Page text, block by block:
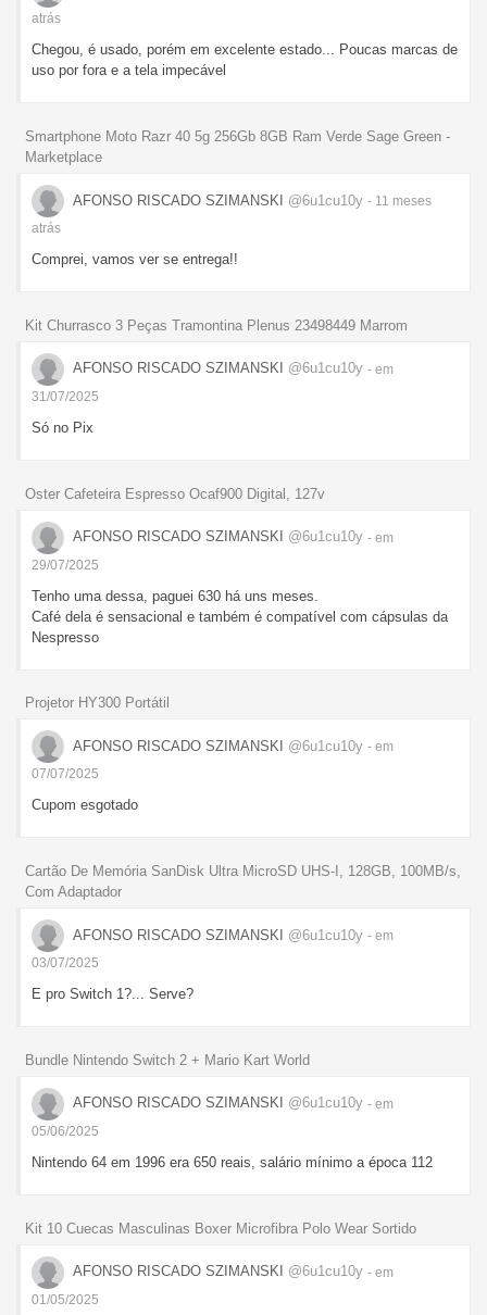
atrás
Chegou, é usado, porém em excelente estado... Poucas marcas de
uso por fora e a tela impecável
Smartphone Moto Razr 40 5g 256Gb 8GB Ram Verde Sage Green -
Marketplace
AFONSO RISCADO SZIMANSKI @6u1cu10y - 11 meses
atrás
Comprei, vamos ver se entrega!!
Kit Churrasco 3 Peças Tramontina Plenus 23498449 Marrom
AFONSO RISCADO SZIMANSKI @6u1cu10y - em
31/07/2025
Só no Pix
Oster Cafeteira Espresso Ocaf900 Digital, 127v
AFONSO RISCADO SZIMANSKI @6u1cu10y - em
29/07/2025
Tenho uma dessa, paguei 630 há uns meses.
Café dela é sensacional e também é compatível com cápsulas da
Nespresso
Projetor HY300 Portátil
AFONSO RISCADO SZIMANSKI @6u1cu10y - em
07/07/2025
Cupom esgotado
Cartão De Memória SanDisk Ultra MicroSD UHS-I, 128GB, 100MB/s,
Com Adaptador
AFONSO RISCADO SZIMANSKI @6u1cu10y - em
03/07/2025
E pro Switch 1?... Serve?
Bundle Nintendo Switch 2 + Mario Kart World
AFONSO RISCADO SZIMANSKI @6u1cu10y - em
05/06/2025
Nintendo 64 em 1996 era 650 reais, salário mínimo a época 112
Kit 10 Cuecas Masculinas Boxer Microfibra Polo Wear Sortido
AFONSO RISCADO SZIMANSKI @6u1cu10y - em
01/05/2025